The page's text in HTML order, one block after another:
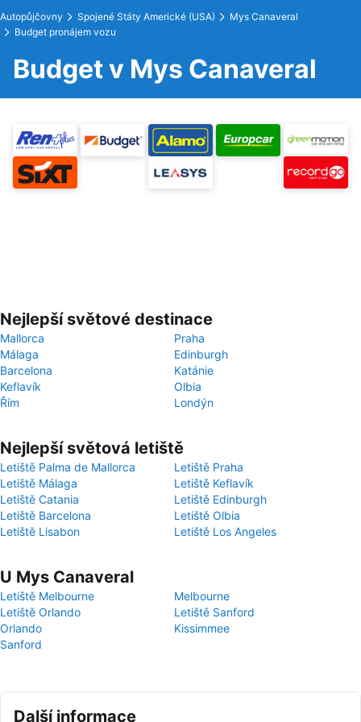
Autopůjčovny Spojené Státy Americké (USA)
Mys Canaveral
Budget pronájem vozu
Budget v Mys Canaveral
Nejlepší světové destinace
Mallorca
Praha
Málaga
Edinburgh
Barcelona
Katánie
Keflavík
Olbia
Řím
Londýn
Nejlepší světová letiště
Letiště Palma de Mallorca
Letiště Praha
Letiště Málaga
Letiště Keflavík
Letiště Catania
Letiště Edinburgh
Letiště Barcelona
Letiště Olbia
Letiště Lisabon
Letiště Los Angeles
U Mys Canaveral
Letiště Melbourne
Melbourne
Letiště Orlando
Letiště Sanford
Orlando
Kissimmee
Sanford
Další informace